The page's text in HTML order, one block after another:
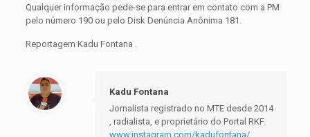
Qualquer informação pede-se para entrar em contato com a PM
pelo número 190 ou pelo Disk Denúncia Anônima 181.
Reportagem Kadu Fontana .
Kadu Fontana
Jornalista registrado no MTE desde 2014
, radialista, e proprietário do Portal RKF.
www.instagram.com/kadufontana/